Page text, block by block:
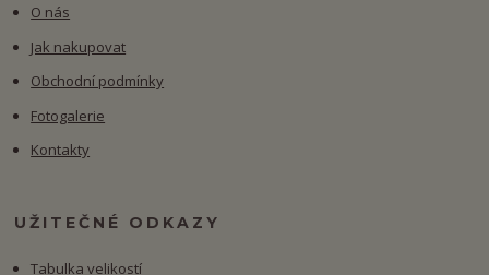
O nás
Jak nakupovat
Obchodní podmínky
Fotogalerie
Kontakty
UŽITEČNÉ ODKAZY
Tabulka velikostí